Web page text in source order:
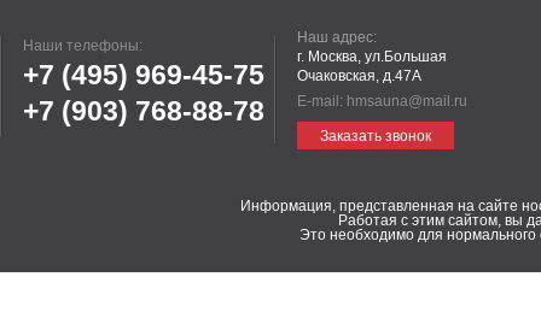
Наши телефоны:
+7 (495) 969-45-75
+7 (903) 768-88-78
Наш адрес:
г. Москва, ул.Большая
Очаковская, д.47А
E-mail: hmsauna@mail.ru
Заказать звонок
Информация, представленная на сайте
Работая с этим сайтом, вы
Это необходимо для